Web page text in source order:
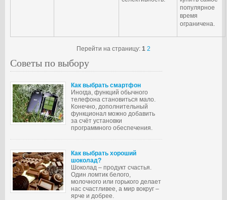
популярное
время
ограничена.
Перейти на страницу: 1 2
Советы по выбору
Как выбрать смартфон
Иногда, функций обычного
телефона становиться мало.
Конечно, дополнительный
функционал можно добавить
за счёт установки
программного обеспечения.
Как выбрать хороший
шоколад?
Шоколад – продукт счастья.
Один ломтик белого,
молочного или горького делает
нас счастливее, а мир вокруг –
ярче и добрее.